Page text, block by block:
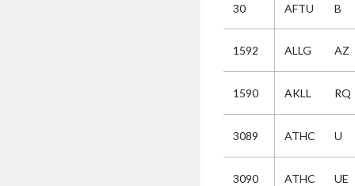
30 AFTU B
1592 ALLG AZ
1590 AKLL RQ
3089 ATHC U
3090 ATHC UE